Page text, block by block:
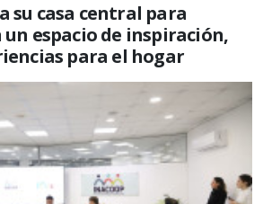
su casa central para
espacio de inspiración,
para el hogar